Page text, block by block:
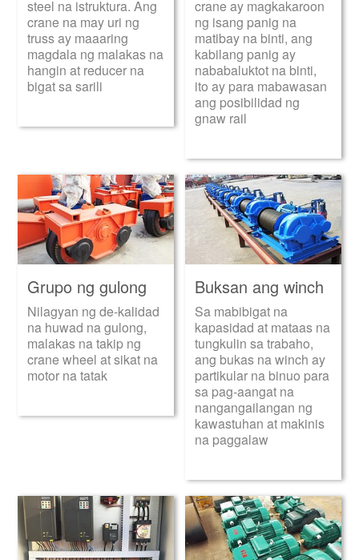
steel na istruktura. Ang
crane na may uri ng
truss ay maaaring
magdala ng malakas na
hangin at reducer na
bigat sa sarili
crane ay magkakaroon
ng isang panig na
matibay na binti, ang
kabilang panig ay
nababaluktot na binti,
ito ay para mabawasan
ang posibilidad ng
gnaw rail
Grupo ng gulong
Nilagyan ng de-kalidad
na huwad na gulong,
malakas na takip ng
crane wheel at sikat na
motor na tatak
Buksan ang winch
Sa mabibigat na
kapasidad at mataas na
tungkulin sa trabaho,
ang bukas na winch ay
partikular na binuo para
sa pag-aangat na
nangangailangan ng
kawastuhan at makinis
na paggalaw